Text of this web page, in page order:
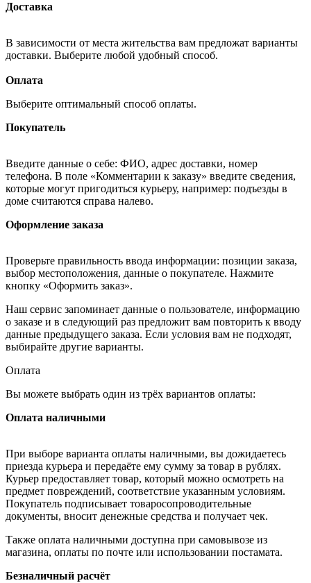
Доставка
В зависимости от места жительства вам предложат варианты
доставки. Выберите любой удобный способ.
Оплата
Выберите оптимальный способ оплаты.
Покупатель
Введите данные о себе: ФИО, адрес доставки, номер
телефона. В поле «Комментарии к заказу» введите сведения,
которые могут пригодиться курьеру, например: подъезды в
доме считаются справа налево.
Оформление заказа
Проверьте правильность ввода информации: позиции заказа,
выбор местоположения, данные о покупателе. Нажмите
кнопку «Оформить заказ».
Наш сервис запоминает данные о пользователе, информацию
о заказе и в следующий раз предложит вам повторить к вводу
данные предыдущего заказа. Если условия вам не подходят,
выбирайте другие варианты.
Оплата
Вы можете выбрать один из трёх вариантов оплаты:
Оплата наличными
При выборе варианта оплаты наличными, вы дожидаетесь
приезда курьера и передаёте ему сумму за товар в рублях.
Курьер предоставляет товар, который можно осмотреть на
предмет повреждений, соответствие указанным условиям.
Покупатель подписывает товаросопроводительные
документы, вносит денежные средства и получает чек.
Также оплата наличными доступна при самовывозе из
магазина, оплаты по почте или использовании постамата.
Безналичный расчёт